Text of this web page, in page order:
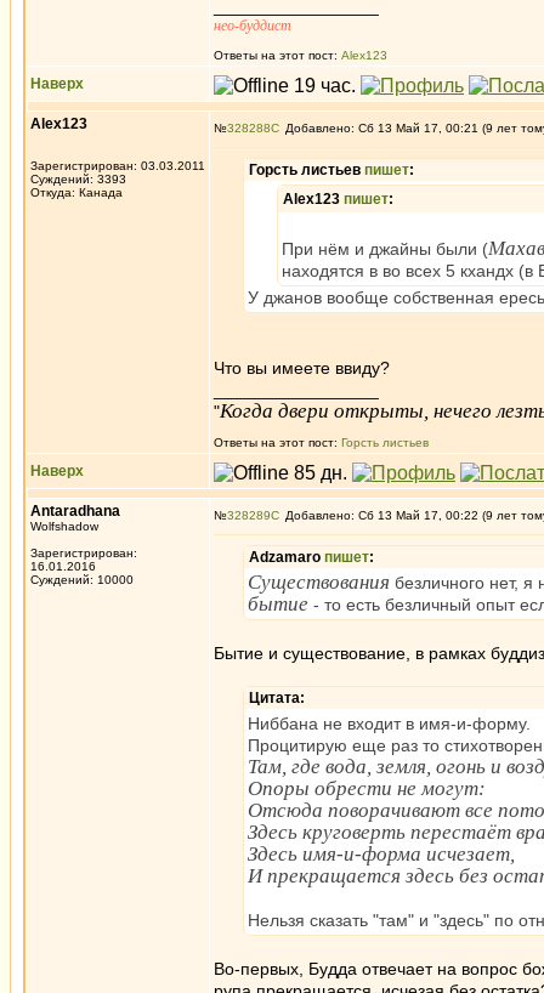
нео-буддист
Ответы на этот пост: Alex123
Наверх
Alex123
Зарегистрирован: 03.03.2011
Суждений: 3393
Откуда: Канада
№328288 Добавлено: Сб 13 Май 17, 00:21 (9 лет
Горсть листьев пишет:
Alex123 пишет:
При нём и джайны были (
находятся в во всех 5 кхандх
У джанов вообще собственная
Что вы имеете ввиду?
"Когда двери открыты, нечего
Ответы на этот пост: Горсть листьев
Наверх
Antaradhana
Wolfshadow
Зарегистрирован:
16.01.2016
Суждений: 10000
№328289 Добавлено: Сб 13 Май 17, 00:22 (9 лет
Adzamaro пишет:
Существования безличного нет, я
бытие - то есть безличный опыт
Бытие и существование, в рамках
Цитата:
Ниббана не входит в имя-и-форму.
Процитирую еще раз то
Там, где вода, земля, огонь и
Опоры обрести не могут:
Отсюда поворачивают все
Здесь круговерть перестаёт
Здесь имя-и-форма исчезает,
И прекращается здесь без
Нельзя сказать "там" и "здесь" по
Во-первых, Будда отвечает на вопрос